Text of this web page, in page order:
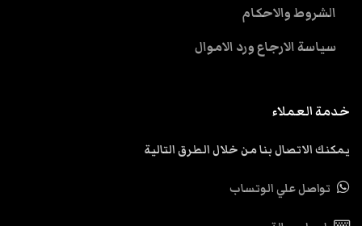
الشروط والاحكام
سياسة الارجاع ورد الاموال
خدمة العملاء
يمكنك الاتصال بنا من خلال الطرق التالية
تواصل علي الوتساب